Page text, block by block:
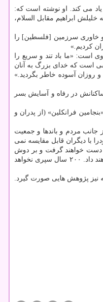
می کند. او نوشته است که:
ابراهیم مقابل السلام،
شدند [بخش های] باختر و خاوری سرزمین [فلسطین] را
کردیم.»
وی است: «ما باد تند و سریع را
در قصه «سبأ» (سوره مبارکه سبا آیه ۱۸) جایی که سخن از امنیت و آسایشی است که خدای بزرگ به آنان
و روزان آسوده ‏خاطر بگردید.»‬
در رفاه و آسایش بسر
فرانکلین» (از پدران و
جانب مردم و باندها و جمعیت
با دیگران قابل مقایسه نمی
امور این مملکت را در دست خواهند گرفت و بر دوش
مردم ما سوار خواهند شد و همه چیز را گرفتار تباهی و ویرانی خواهند کرد. ساختار حکومتی را که به خاطر آن جان های بسیاری را فدا کرده ایم و ثروت های هنگفتی را هزینه کرده ایم، تغییر خواهند داد. ۲۰۰ سال سپری نخواهد
نیز پژوهش هایی صورت گیرد.